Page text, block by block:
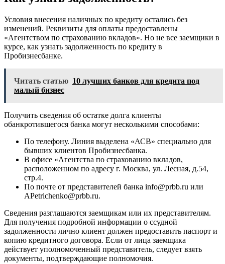
Условия внесения наличных по кредиту остались без
изменений. Реквизиты для оплаты предоставлены
«Агентством по страхованию вкладов». Но не все заемщики в
курсе, как узнать задолженность по кредиту в
Пробизнесбанке.
Читать статью 10 лучших банков для кредита под
малый бизнес
Получить сведения об остатке долга клиенты
обанкротившегося банка могут несколькими способами:
По телефону. Линия выделена «АСВ» специально для
бывших клиентов Пробизнесбанка.
В офисе «Агентства по страхованию вкладов,
расположенном по адресу г. Москва, ул. Лесная, д.54,
стр.4.
По почте от представителей банка info@prbb.ru или
APetrichenko@prbb.ru.
Сведения разглашаются заемщикам или их представителям.
Для получения подробной информации о ссудной
задолженности лично клиент должен предоставить паспорт и
копию кредитного договора. Если от лица заемщика
действует уполномоченный представитель, следует взять
документы, подтверждающие полномочия.